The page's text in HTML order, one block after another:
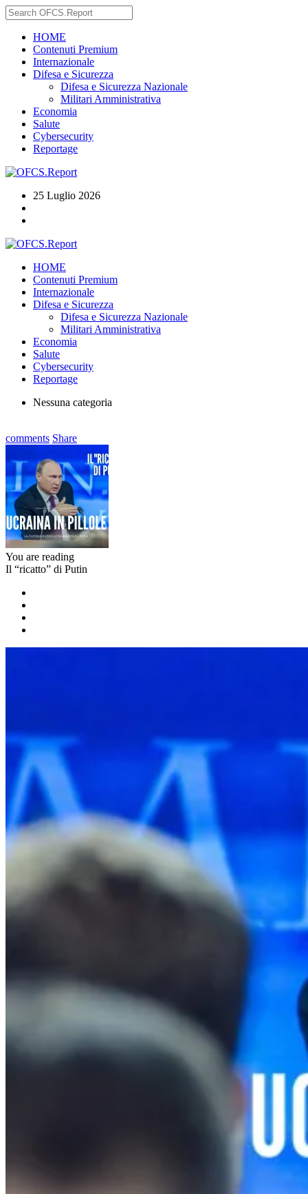
HOME
Contenuti Premium
Internazionale
Difesa e Sicurezza
Difesa e Sicurezza Nazionale
Militari Amministrativa
Economia
Salute
Cybersecurity
Reportage
25 Luglio 2026
HOME
Contenuti Premium
Internazionale
Difesa e Sicurezza
Difesa e Sicurezza Nazionale
Militari Amministrativa
Economia
Salute
Cybersecurity
Reportage
Nessuna categoria
comments Share
You are reading
Il “ricatto” di Putin